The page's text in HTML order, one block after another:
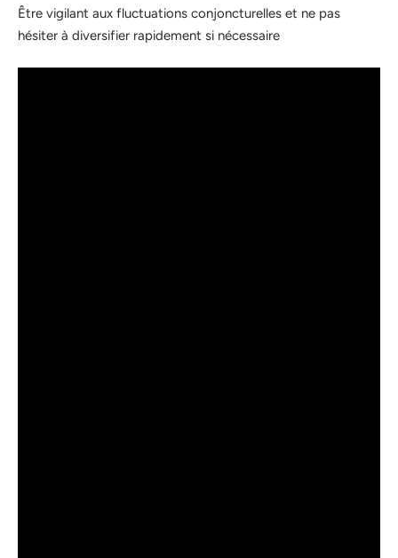
Être vigilant aux fluctuations conjoncturelles et ne pas
hésiter à diversifier rapidement si nécessaire